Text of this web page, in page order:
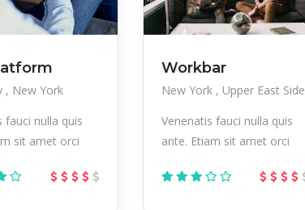
New York
fauci nulla quis
sit amet orci
Workbar
New York
Upper East Side
Venenatis fauci nulla quis
ante. Etiam sit amet orci